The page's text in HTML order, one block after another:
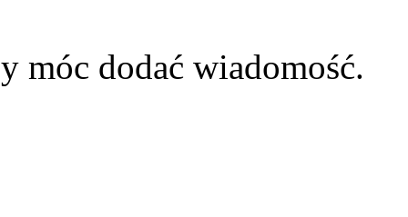
móc dodać wiadomość.